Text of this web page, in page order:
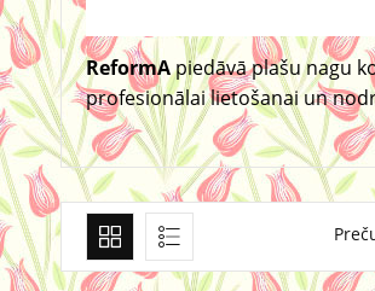
ReformApiedāvā plašu nagu
profesionālai lietošanai un